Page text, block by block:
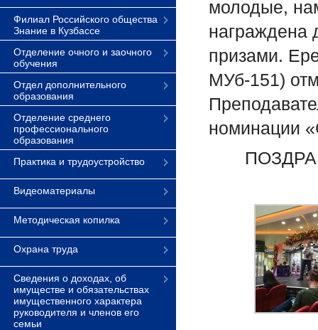
Филиал Российского общества
Знание в Кузбассе
Отделение очного и заочного
обучения
Отдел дополнительного
образования
Отделение среднего
профессионального
образования
Практика и трудоустройство
Видеоматериалы
Методическая копилка
Охрана труда
Сведения о доходах, об
имуществе и обязательствах
имущественного характера
руководителя и членов его
семьи
молодые,
награждена
призами.
МУб-151)
номинации